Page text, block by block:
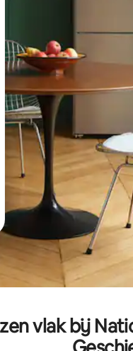
met je de pijltjestoetsen
vlak bij